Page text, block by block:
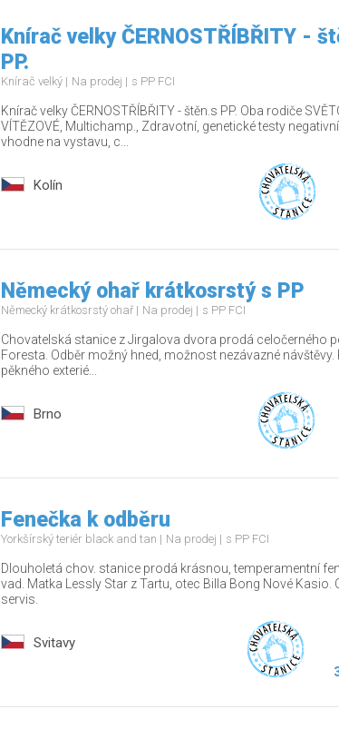
Knírač velky ČERNOSTŘÍBŘITY -
PP.
Knírač velký Na prodej s PP FCI
Knírač velky ČERNOSTŘÍBŘITY - štěn.s PP. Oba rodiče
VÍTĚZOVÉ, Multichamp., Zdravotní, genetické testy
vhodne na vystavu, c...
Kolín
Německý ohař krátkosrstý s PP
Německý krátkosrstý ohař Na prodej s PP FCI
Chovatelská stanice z Jirgalova dvora prodá celočerného
Foresta. Odběr možný hned, možnost nezávazné návštěvy.
pěkného exterié...
Brno
Fenečka k odběru
Yorkšírský teriér black and tan Na prodej s PP FCI
Dlouholetá chov. stanice prodá krásnou, temperamentní
vad. Matka Lessly Star z Tartu, otec Billa Bong Nové Kasio.
servis.
Svitavy